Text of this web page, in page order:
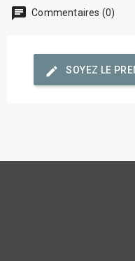
chat Commentaires (0)
edit SOYEZ LE